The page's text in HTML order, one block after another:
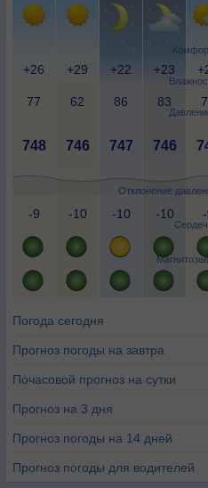
Отклонение
+26 +29 +22 +23
77 62 86 83
748 746 747 746
-9 -10 -10 -10
Погода сегодня
Прогноз погоды на завтра
Почасовой прогноз на сутки
Прогноз на 3 дня
Прогноз погоды на 14 дней
Прогноз погоды для водителей